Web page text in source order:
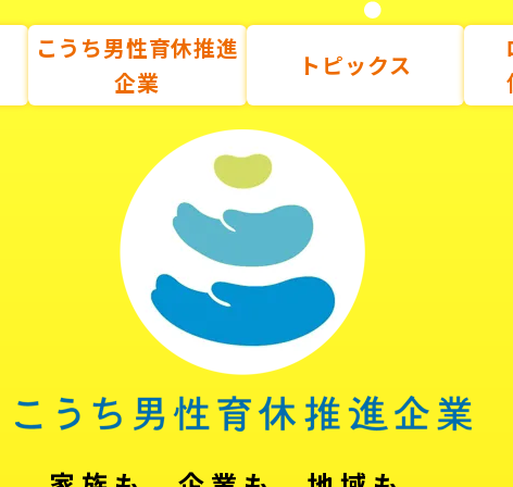
こうち男性育休推進
企業
トピックス